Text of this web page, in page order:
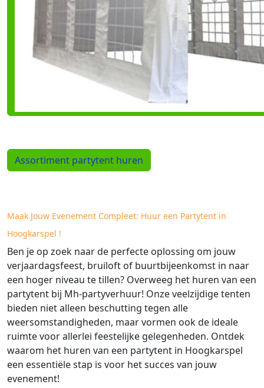
Assortiment partytent huren
Maak Jouw Evenement Compleet: Huur een Partytent in
Hoogkarspel !
Ben je op zoek naar de perfecte oplossing om jouw
verjaardagsfeest, bruiloft of buurtbijeenkomst in naar
een hoger niveau te tillen? Overweeg het huren van een
partytent bij Mh-partyverhuur! Onze veelzijdige tenten
bieden niet alleen beschutting tegen alle
weersomstandigheden, maar vormen ook de ideale
ruimte voor allerlei feestelijke gelegenheden. Ontdek
waarom het huren van een partytent in Hoogkarspel
een essentiële stap is voor het succes van jouw
evenement!